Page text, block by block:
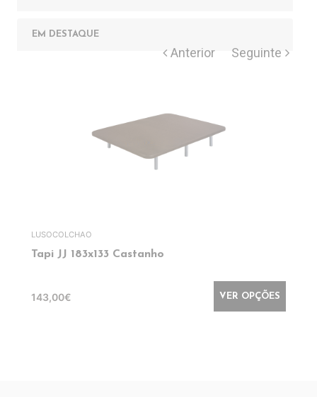
EM DESTAQUE
LUSOCOLCHAO
Tapi JJ 183x133 Castanho
143,00€ VER OPÇÕES